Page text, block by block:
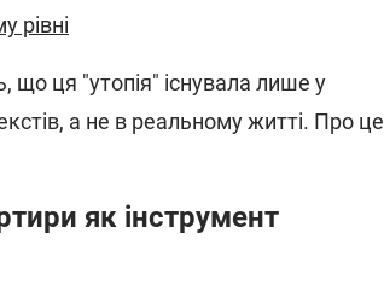
рівні
що ця "утопія" існувала лише у
а не в реальному житті. Про це
як інструмент